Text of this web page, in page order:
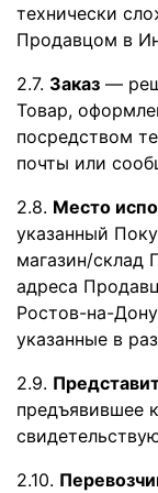
технически
Продавцом в
2.7. Заказ —
Товар,
посредством
почты или
2.8. Место
указанный
магазин/склад
адреса
Ростов-на-
указанные в
2.9.
предъявившее
2.10.